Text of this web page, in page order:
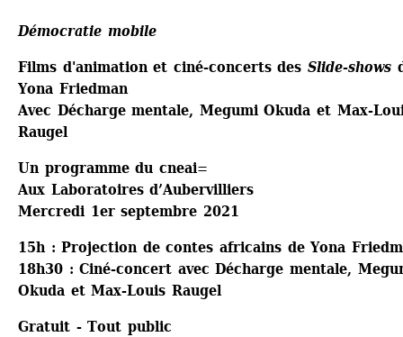
Démocratie mobile
Films d'animation et ciné-concerts des Slide-shows
Yona Friedman
Avec Décharge mentale, Megumi Okuda et Max-
Raugel
Un programme du cneai=
Aux Laboratoires d’Aubervilliers
Mercredi 1er septembre 2021
15h : Projection de contes africains de Yona
18h30 : Ciné-concert avec Décharge mentale,
Okuda et Max-Louis Raugel
Gratuit - Tout public